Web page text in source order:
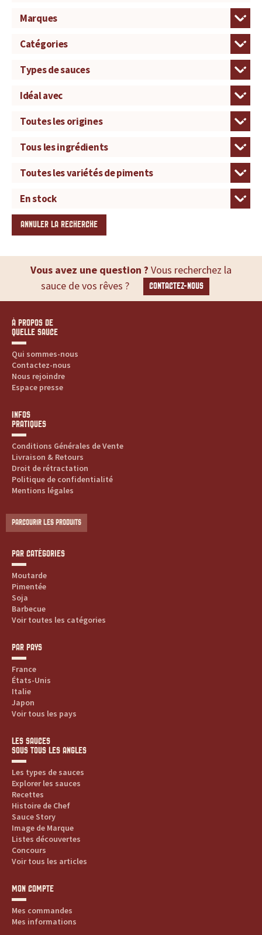
ANNULER LA RECHERCHE
Vous avez une question ? Vous recherchez la
sauce de vos rêves ?
CONTACTEZ-NOUS
À PROPOS DE
QUELLE SAUCE
Qui sommes-nous
Contactez-nous
Nous rejoindre
Espace presse
INFOS
PRATIQUES
Conditions Générales de Vente
Livraison & Retours
Droit de rétractation
Politique de confidentialité
Mentions légales
PARCOURIR LES PRODUITS
PAR CATÉGORIES
Moutarde
Pimentée
Soja
Barbecue
Voir toutes les catégories
PAR PAYS
France
États-Unis
Italie
Japon
Voir tous les pays
LES SAUCES
SOUS TOUS LES ANGLES
Les types de sauces
Explorer les sauces
Recettes
Histoire de Chef
Sauce Story
Image de Marque
Listes découvertes
Concours
Voir tous les articles
MON COMPTE
Mes commandes
Mes informations